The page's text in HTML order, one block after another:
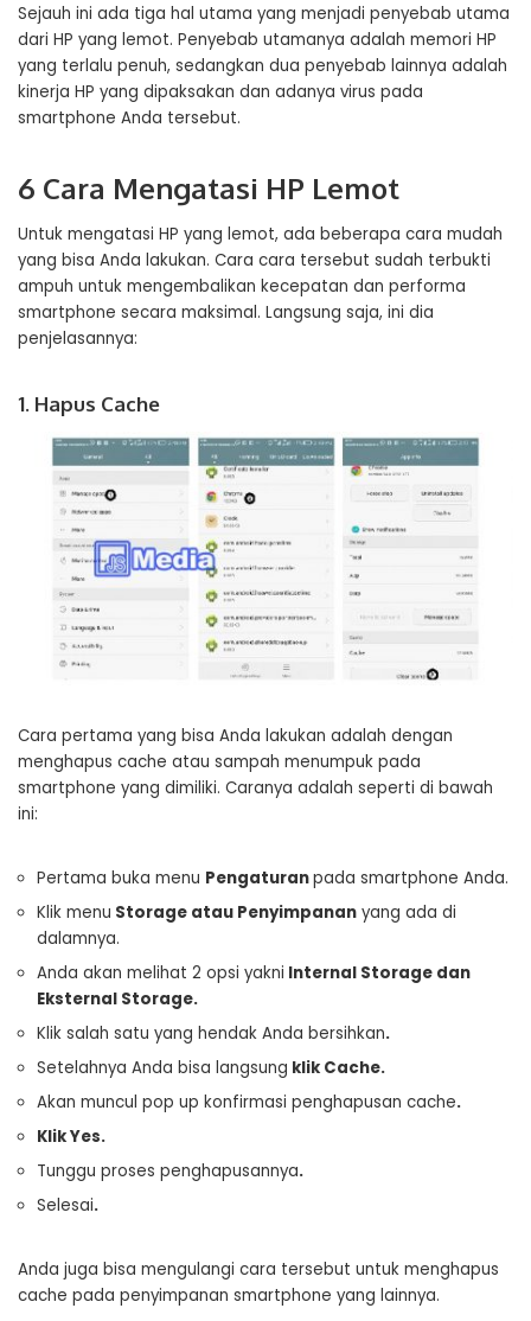
Sejauh ini ada tiga hal utama yang menjadi penyebab utama
dari HP yang lemot. Penyebab utamanya adalah memori HP
yang terlalu penuh, sedangkan dua penyebab lainnya adalah
kinerja HP yang dipaksakan dan adanya virus pada
smartphone Anda tersebut.
6 Cara Mengatasi HP Lemot
Untuk mengatasi HP yang lemot, ada beberapa cara mudah
yang bisa Anda lakukan. Cara cara tersebut sudah terbukti
ampuh untuk mengembalikan kecepatan dan performa
smartphone secara maksimal. Langsung saja, ini dia
penjelasannya:
1. Hapus Cache
Cara pertama yang bisa Anda lakukan adalah dengan
menghapus cache atau sampah menumpuk pada
smartphone yang dimiliki. Caranya adalah seperti di bawah
ini:
Pertama buka menu Pengaturanpada smartphone Anda.
Klik menu Storage atau Penyimpanan yang ada di
dalamnya.
Anda akan melihat 2 opsi yakni Internal Storage dan
Eksternal Storage.
Klik salah satu yang hendak Anda bersihkan.
Setelahnya Anda bisa langsung klik Cache.
Akan muncul pop up konfirmasi penghapusan cache.
KlikYes.
Tunggu proses penghapusannya.
Selesai.
Anda juga bisa mengulangi cara tersebut untuk menghapus
cache pada penyimpanan smartphone yang lainnya.